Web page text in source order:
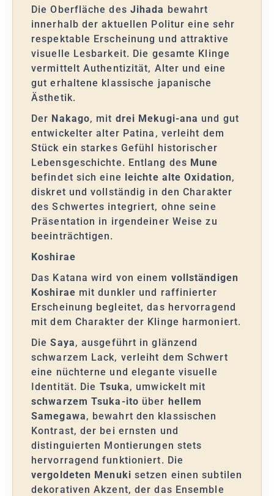
Die Oberfläche des Jihada bewahrt
innerhalb der aktuellen Politur eine sehr
respektable Erscheinung und attraktive
visuelle Lesbarkeit. Die gesamte Klinge
vermittelt Authentizität, Alter und eine
gut erhaltene klassische japanische
Ästhetik.
Der Nakago, mit drei Mekugi-ana und gut
entwickelter alter Patina, verleiht dem
Stück ein starkes Gefühl historischer
Lebensgeschichte. Entlang des Mune
befindet sich eine leichte alte Oxidation,
diskret und vollständig in den Charakter
des Schwertes integriert, ohne seine
Präsentation in irgendeiner Weise zu
beeinträchtigen.
Koshirae
Das Katana wird von einem vollständigen
Koshirae mit dunkler und raffinierter
Erscheinung begleitet, das hervorragend
mit dem Charakter der Klinge harmoniert.
DieSaya, ausgeführt in glänzend
schwarzem Lack, verleiht dem Schwert
eine nüchterne und elegante visuelle
Identität. Die Tsuka, umwickelt mit
schwarzem Tsuka-ito über hellem
Samegawa, bewahrt den klassischen
Kontrast, der bei ernsten und
distinguierten Montierungen stets
hervorragend funktioniert. Die
vergoldeten Menuki setzen einen subtilen
dekorativen Akzent, der das Ensemble